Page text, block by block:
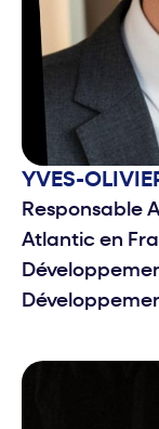
YVES-
Responsable
Atlantic en